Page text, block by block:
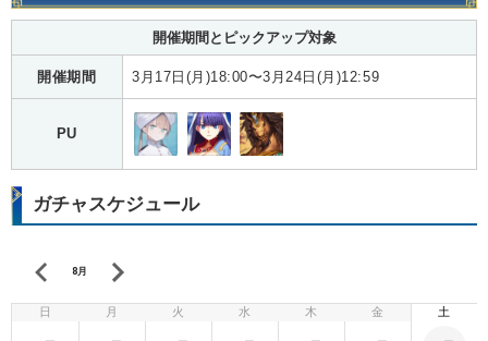
開催期間とピックアップ対象
開催期間 3月17日(月)18:00〜3月24日(月)12:59
PU
ガチャスケジュール
8月
日 月 火 水 木 金 土